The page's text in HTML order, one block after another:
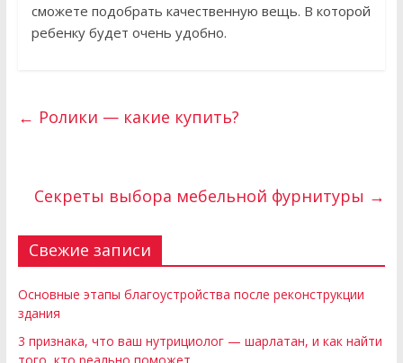
сможете подобрать качественную вещь. В которой
ребенку будет очень удобно.
← Ролики — какие купить?
Секреты выбора мебельной фурнитуры →
Свежие записи
Основные этапы благоустройства после реконструкции
здания
3 признака, что ваш нутрициолог — шарлатан, и как найти